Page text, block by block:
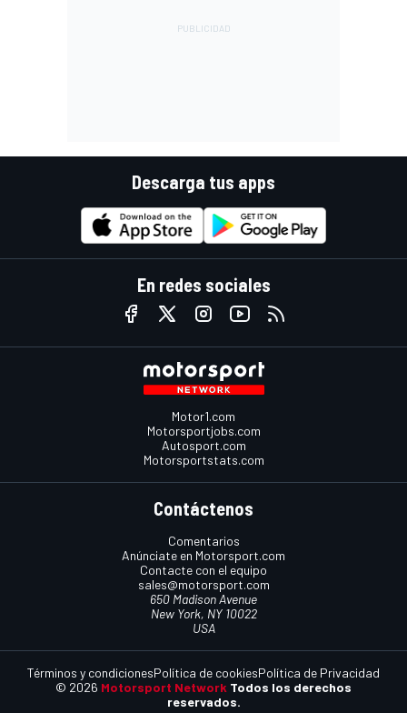
Descarga tus apps
En redes sociales
Motor1.com
Motorsportjobs.com
Autosport.com
Motorsportstats.com
Contáctenos
Comentarios
Anúnciate en Motorsport.com
Contacte con el equipo
sales@motorsport.com
650 Madison Avenue
New York, NY 10022
USA
© 2026 Motorsport Network Todos los derechos
reservados.
Términos y condicionesPolítica de cookiesPolítica de Privacidad